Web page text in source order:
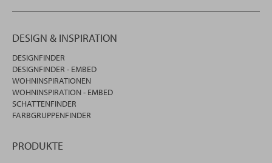
DESIGN & INSPIRATION
DESIGNFINDER
DESIGNFINDER - EMBED
WOHNINSPIRATIONEN
WOHNINSPIRATION - EMBED
SCHATTENFINDER
FARBGRUPPENFINDER
PRODUKTE